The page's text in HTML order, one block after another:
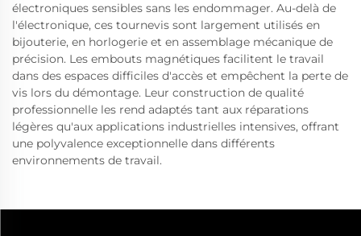
électroniques sensibles sans les endommager. Au-delà de
l'électronique, ces tournevis sont largement utilisés en
bijouterie, en horlogerie et en assemblage mécanique de
précision. Les embouts magnétiques facilitent le travail
dans des espaces difficiles d'accès et empêchent la perte de
vis lors du démontage. Leur construction de qualité
professionnelle les rend adaptés tant aux réparations
légères qu'aux applications industrielles intensives, offrant
une polyvalence exceptionnelle dans différents
environnements de travail.